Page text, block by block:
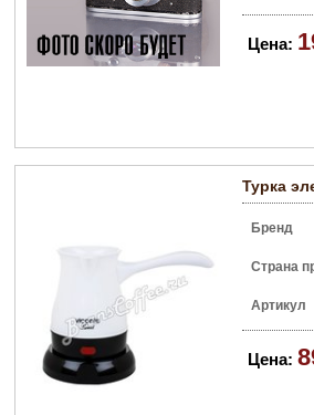
Цена:
Турка
Бренд
Страна
Артикул
Цена: